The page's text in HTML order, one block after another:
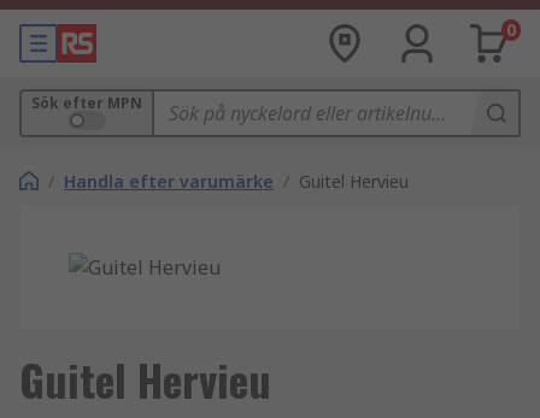
0
Sök efter MPN
/ Handla efter varumärke / Guitel Hervieu
Guitel Hervieu